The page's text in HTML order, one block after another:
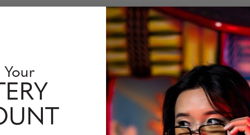
pour se fondre harmonieusement avec tout visage et yeux le
de monture légers pour donner un accent parfait à votre style de
la RIOT est la pour vous.
:
facette